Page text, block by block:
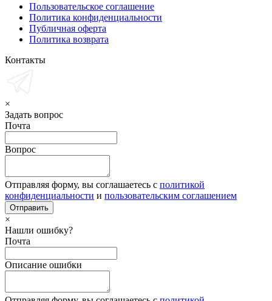
Пользовательское соглашение
Политика конфиденциальности
Публичная оферта
Политика возврата
Контакты
×
Задать вопрос
Почта
Вопрос
Отправляя форму, вы соглашаетесь с политикой
конфиденциальности и пользовательским соглашением
×
Нашли ошибку?
Почта
Описание ошибки